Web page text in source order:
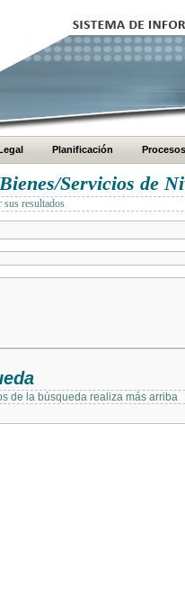
Planificación Procesos
Servicios de
sus resultados
de la búsqueda realiza más arriba